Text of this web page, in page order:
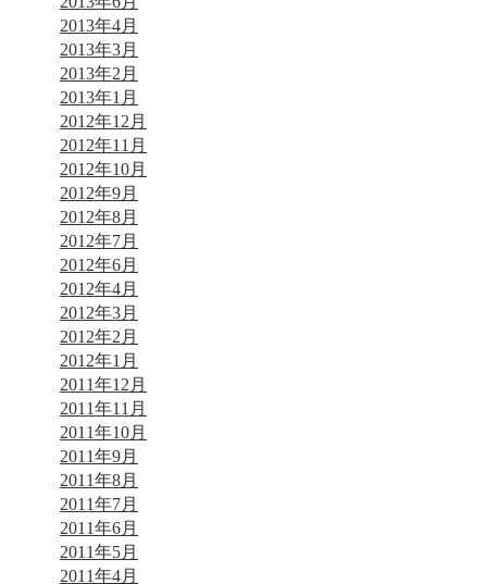
2013年4月
2013年3月
2013年2月
2013年1月
2012年12月
2012年11月
2012年10月
2012年9月
2012年8月
2012年7月
2012年6月
2012年4月
2012年3月
2012年2月
2012年1月
2011年12月
2011年11月
2011年10月
2011年9月
2011年8月
2011年7月
2011年6月
2011年5月
2011年4月